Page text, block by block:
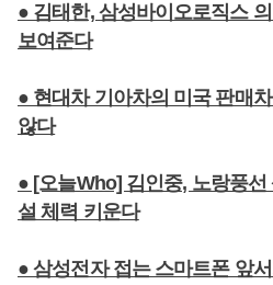
● 김태한, 삼성바이오로직스
보여준다
● 현대차 기아차의 미국 판매
않다
● [오늘Who] 김인중, 노랑풍
설 체력 키운다
● 삼성전자 접는 스마트폰 앞